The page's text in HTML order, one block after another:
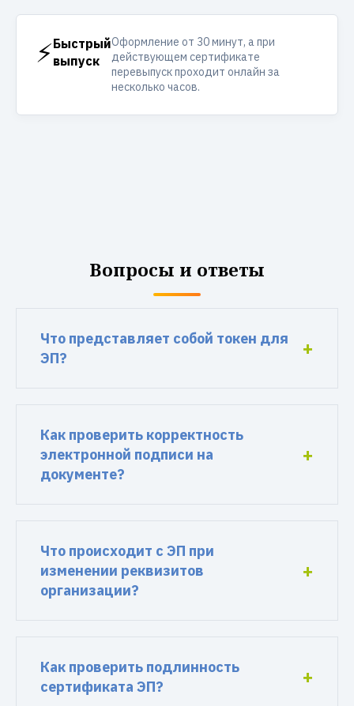
⚡Быстрый
выпуск
Оформление от 30 минут, а при
действующем сертификате
перевыпуск проходит онлайн за
несколько часов.
Вопросы и ответы
Что представляет собой токен для
ЭП?
Как проверить корректность
электронной подписи на
документе?
Что происходит с ЭП при
изменении реквизитов
организации?
Как проверить подлинность
сертификата ЭП?